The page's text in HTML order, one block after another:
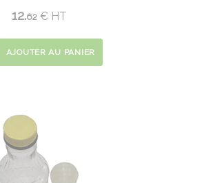
12.62 € HT
AJOUTER AU PANIER